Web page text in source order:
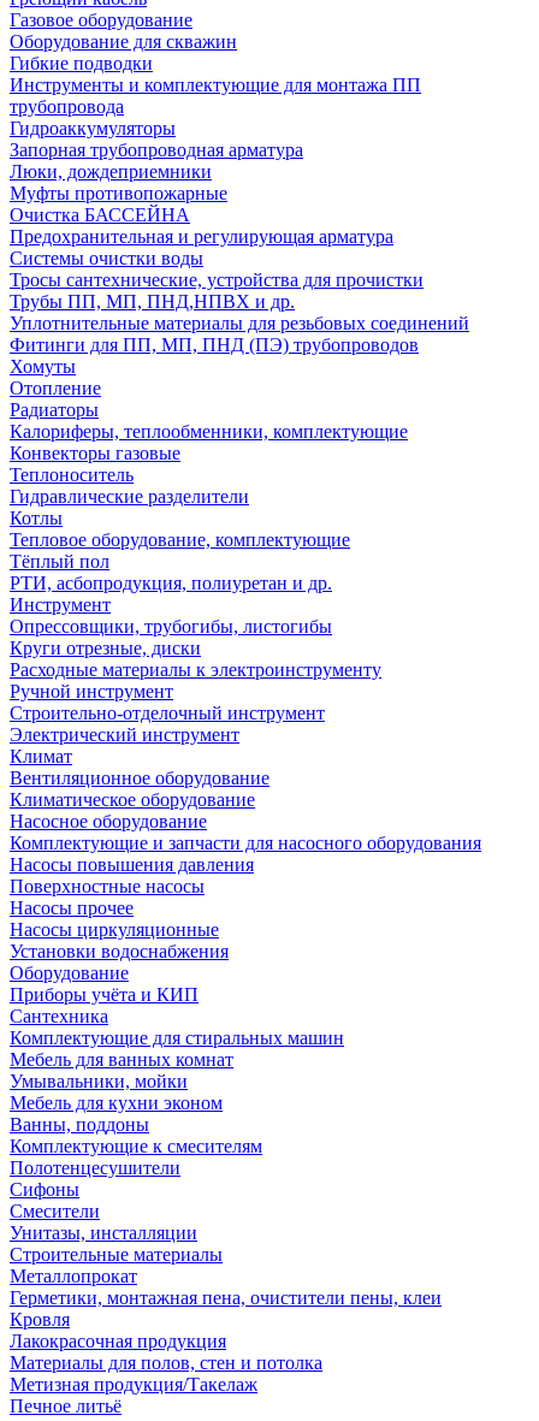
Газовое оборудование
Оборудование для скважин
Гибкие подводки
Инструменты и комплектующие для монтажа ПП
трубопровода
Гидроаккумуляторы
Запорная трубопроводная арматура
Люки, дождеприемники
Муфты противопожарные
Очистка БАССЕЙНА
Предохранительная и регулирующая арматура
Системы очистки воды
Тросы сантехнические, устройства для прочистки
Трубы ПП, МП, ПНД,НПВХ и др.
Уплотнительные материалы для резьбовых соединений
Фитинги для ПП, МП, ПНД (ПЭ) трубопроводов
Хомуты
Отопление
Радиаторы
Калориферы, теплообменники, комплектующие
Конвекторы газовые
Теплоноситель
Гидравлические разделители
Котлы
Тепловое оборудование, комплектующие
Тёплый пол
РТИ, асбопродукция, полиуретан и др.
Инструмент
Опрессовщики, трубогибы, листогибы
Круги отрезные, диски
Расходные материалы к электроинструменту
Ручной инструмент
Строительно-отделочный инструмент
Электрический инструмент
Климат
Вентиляционное оборудование
Климатическое оборудование
Насосное оборудование
Комплектующие и запчасти для насосного оборудования
Насосы повышения давления
Поверхностные насосы
Насосы прочее
Насосы циркуляционные
Установки водоснабжения
Оборудование
Приборы учёта и КИП
Сантехника
Комплектующие для стиральных машин
Мебель для ванных комнат
Умывальники, мойки
Мебель для кухни эконом
Ванны, поддоны
Комплектующие к смесителям
Полотенцесушители
Сифоны
Смесители
Унитазы, инсталляции
Строительные материалы
Металлопрокат
Герметики, монтажная пена, очистители пены, клеи
Кровля
Лакокрасочная продукция
Материалы для полов, стен и потолка
Метизная продукция/Такелаж
Печное литьё